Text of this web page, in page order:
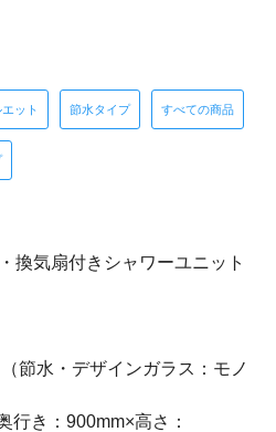
ット 節水タイプ すべての商品
換気扇付きシャワーユニット
節水・デザインガラス：モノ
行き：900mm×高さ：